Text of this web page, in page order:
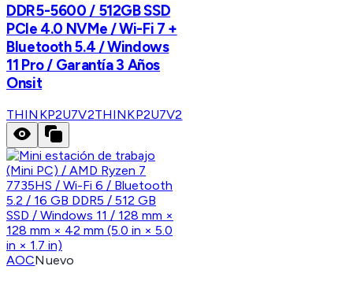
DDR5-5600 / 512GB SSD
PCIe 4.0 NVMe / Wi-Fi 7 +
Bluetooth 5.4 / Windows
11 Pro / Garantía 3 Años
Onsit
THINKP2U7V2THINKP2U7V2
AOCNuevo